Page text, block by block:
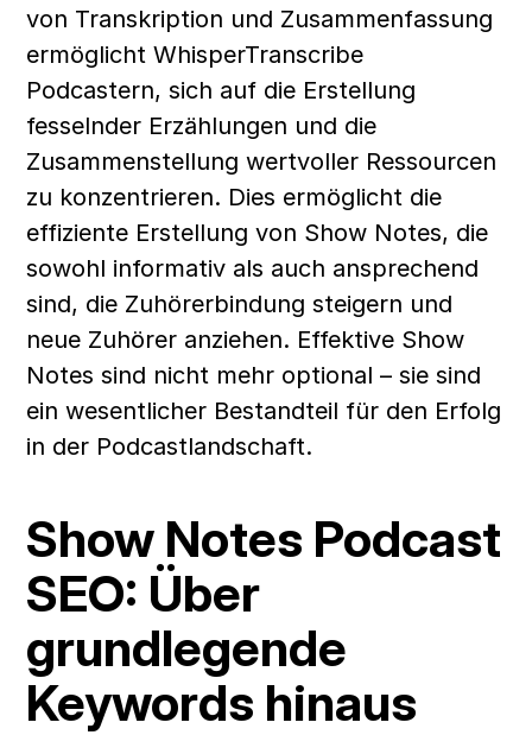
von Transkription und Zusammenfassung
ermöglicht WhisperTranscribe
Podcastern, sich auf die Erstellung
fesselnder Erzählungen und die
Zusammenstellung wertvoller Ressourcen
zu konzentrieren. Dies ermöglicht die
effiziente Erstellung von Show Notes, die
sowohl informativ als auch ansprechend
sind, die Zuhörerbindung steigern und
neue Zuhörer anziehen. Effektive Show
Notes sind nicht mehr optional – sie sind
ein wesentlicher Bestandteil für den Erfolg
in der Podcastlandschaft.
Show Notes Podcast
SEO: Über
grundlegende
Keywords hinaus